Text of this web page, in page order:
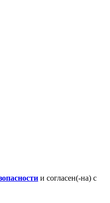
и согласен(-на) с